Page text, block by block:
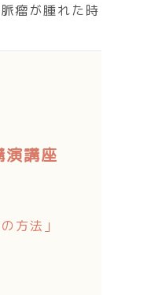
瘤が腫れた時
講座
方法」